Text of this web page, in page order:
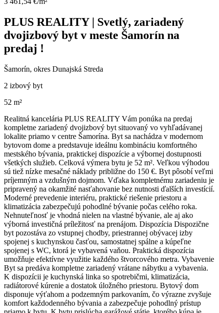
PLUS REALITY | Svetlý, zariadený
dvojizbový byt v meste Šamorín na
predaj !
Šamorín, okres Dunajská Streda
2 izbový byt
52 m²
Realitná kancelária PLUS REALITY Vám ponúka na predaj
kompletne zariadený dvojizbový byt situovaný vo vyhľadávanej
lokalite priamo v centre Šamorína. Byt sa nachádza v modernom
bytovom dome a predstavuje ideálnu kombináciu komfortného
mestského bývania, praktickej dispozície a výbornej dostupnosti
všetkých služieb. Celková výmera bytu je 52 m². Veľkou výhodou
sú tiež nízke mesačné náklady približne do 150 €. Byt pôsobí veľmi
príjemným a vzdušným dojmom. Vďaka kompletnému zariadeniu je
pripravený na okamžité nasťahovanie bez nutnosti ďalších investícií.
Moderné prevedenie interiéru, praktické riešenie priestoru a
klimatizácia zabezpečujú pohodlné bývanie počas celého roka.
Nehnuteľnosť je vhodná nielen na vlastné bývanie, ale aj ako
výborná investičná príležitosť na prenájom. Dispozícia Dispozične
byt pozostáva zo vstupnej chodby, priestrannej obývacej izby
spojenej s kuchynskou časťou, samostatnej spálne a kúpeľne
spojenej s WC, ktorá je vybavená vaňou. Praktická dispozícia
umožňuje efektívne využitie každého štvorcového metra. Vybavenie
Byt sa predáva kompletne zariadený vrátane nábytku a vybavenia.
K dispozícii je kuchynská linka so spotrebičmi, klimatizácia,
radiátorové kúrenie a dostatok úložného priestoru. Bytový dom
disponuje výťahom a podzemným parkovaním, čo výrazne zvyšuje
komfort každodenného bývania a zabezpečuje pohodlný prístup